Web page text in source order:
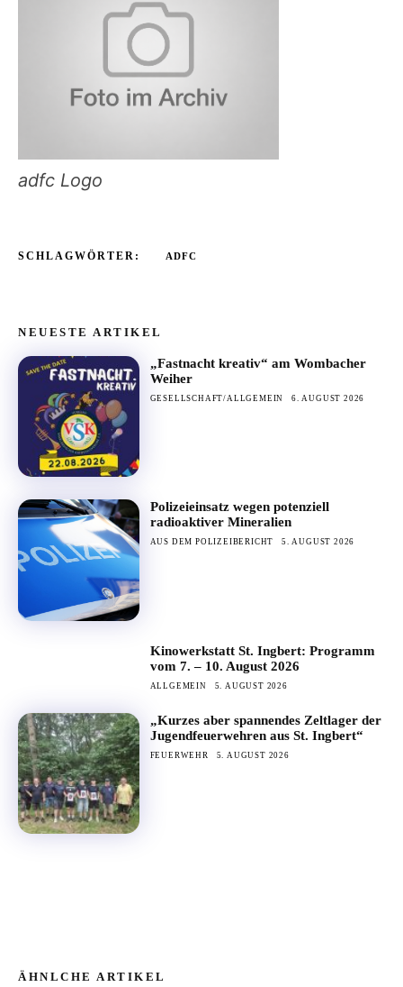
adfc Logo
SCHLAGWÖRTER: ADFC
NEUESTE ARTIKEL
„Fastnacht kreativ“ am Wombacher
Weiher
GESELLSCHAFT/ALLGEMEIN 6. AUGUST 2026
Polizeieinsatz wegen potenziell
radioaktiver Mineralien
AUS DEM POLIZEIBERICHT 5. AUGUST 2026
Kinowerkstatt St. Ingbert: Programm
vom 7. – 10. August 2026
ALLGEMEIN 5. AUGUST 2026
„Kurzes aber spannendes Zeltlager der
Jugendfeuerwehren aus St. Ingbert“
FEUERWEHR 5. AUGUST 2026
ÄHNLCHE ARTIKEL